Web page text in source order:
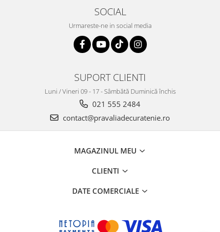
SOCIAL
Urmareste-ne in social media
SUPORT CLIENTI
Luni / Vineri 09 - 17 - Sâmbătă Duminică închis
021 555 2484
contact@pravaliadecuratenie.ro
MAGAZINUL MEU
CLIENTI
DATE COMERCIALE